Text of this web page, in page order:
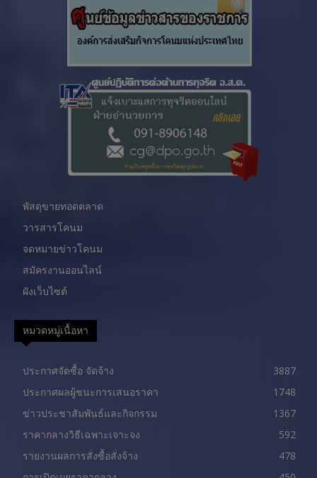
พัสดุขายทอดตลาด
วารสารโคนม
จดหมายข่าวโคนม
สมัครงานออนไลน์
ผังเว็บไซต์
หมวดหมู่เนื้อหา
ประกาศจัดซื้อ จัดจ้าง
3887
ประกาศผลผู้ชนะการเสนอราคา
1748
ข่าวประชาสัมพันธ์และกิจกรรม
1367
ราคากลางวิธีเฉพาะเจาะจง
592
รายงานผลการสั่งซื้อสั่งจ้าง
478